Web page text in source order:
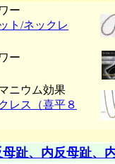
ー
ト/ネックレ
ー
ニウム効果
レス（喜平８
母趾、内反母趾、